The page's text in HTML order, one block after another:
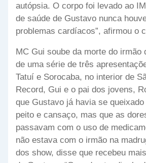
autópsia. O corpo foi levado ao
de saúde de Gustavo nunca
problemas cardíacos”, afirmou o
MC Gui soube da morte do irmão
de uma série de três
Tatuí e Sorocaba, no interior de
Record, Gui e o pai dos jovens,
que Gustavo já havia se
peito e cansaço, mas que as
passavam com o uso de
não estava com o irmão na
dos show, disse que recebeu